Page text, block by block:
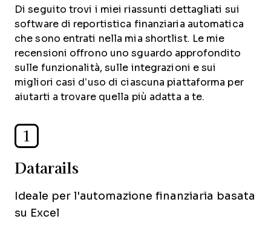
Di seguito trovi i miei riassunti dettagliati sui
software di reportistica finanziaria automatica
che sono entrati nella mia shortlist. Le mie
recensioni offrono uno sguardo approfondito
sulle funzionalità, sulle integrazioni e sui
migliori casi d’uso di ciascuna piattaforma per
aiutarti a trovare quella più adatta a te.
1
Datarails
Ideale per l'automazione finanziaria basata
su Excel